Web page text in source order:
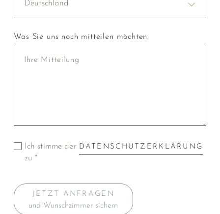
Deutschland
Was Sie uns noch mitteilen möchten
Ich stimme der DATENSCHUTZERKLÄRUNG
zu *
JETZT ANFRAGEN
und Wunschzimmer sichern